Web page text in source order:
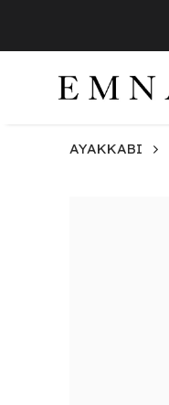
AYAKKABI